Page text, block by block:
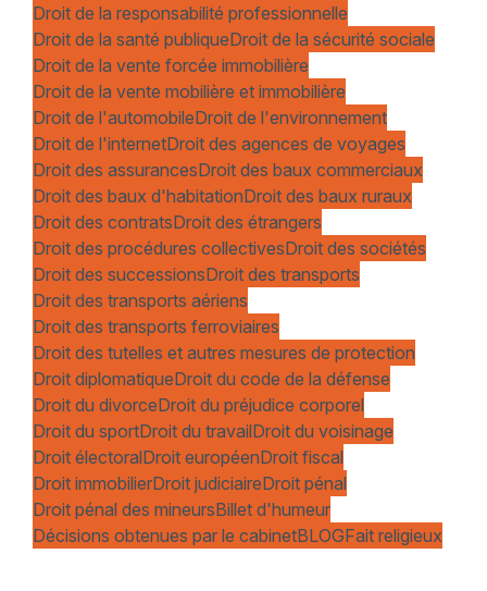
Droit de la responsabilité professionnelle
Droit de la santé publiqueDroit de la sécurité sociale
Droit de la vente forcée immobilière
Droit de la vente mobilière et immobilière
Droit de l'automobileDroit de l'environnement
Droit de l'internetDroit des agences de voyages
Droit des assurancesDroit des baux commerciaux
Droit des baux d'habitationDroit des baux ruraux
Droit des contratsDroit des étrangers
Droit des procédures collectivesDroit des sociétés
Droit des successionsDroit des transports
Droit des transports aériens
Droit des transports ferroviaires
Droit des tutelles et autres mesures de protection
Droit diplomatiqueDroit du code de la défense
Droit du divorceDroit du préjudice corporel
Droit du sportDroit du travailDroit du voisinage
Droit électoralDroit européenDroit fiscal
Droit immobilierDroit judiciaireDroit pénal
Droit pénal des mineursBillet d'humeur
Décisions obtenues par le cabinetBLOGFait religieux